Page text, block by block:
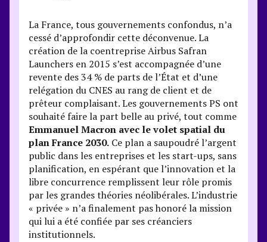
La France, tous gouvernements confondus, n’a
cessé d’approfondir cette déconvenue. La
création de la coentreprise Airbus Safran
Launchers en 2015 s’est accompagnée d’une
revente des 34 % de parts de l’État et d’une
relégation du CNES au rang de client et de
prêteur complaisant. Les gouvernements PS ont
souhaité faire la part belle au privé, tout comme
Emmanuel Macron avec le volet spatial du
plan France 2030. Ce plan a saupoudré l’argent
public dans les entreprises et les start-ups, sans
planification, en espérant que l’innovation et la
libre concurrence remplissent leur rôle promis
par les grandes théories néolibérales. L’industrie
« privée » n’a finalement pas honoré la mission
qui lui a été confiée par ses créanciers
institutionnels.